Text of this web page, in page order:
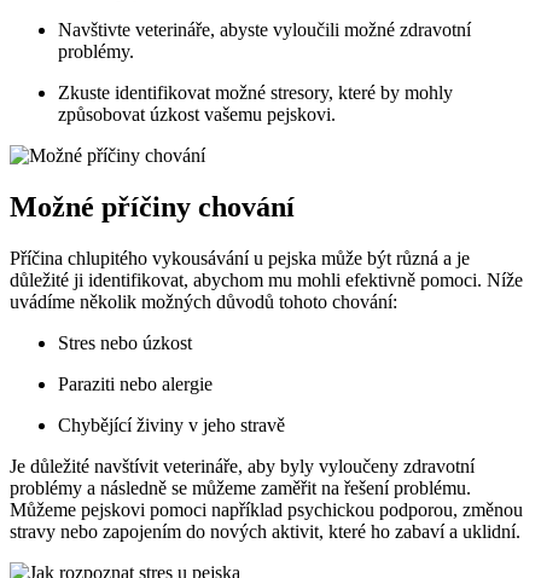
Navštivte veterináře, abyste vyloučili možné zdravotní
problémy.
Zkuste identifikovat možné stresory, které by mohly
způsobovat úzkost vašemu pejskovi.
Možné příčiny chování
Příčina chlupitého vykousávání u pejska může být různá a je
důležité ji identifikovat, abychom mu mohli efektivně pomoci. Níže
uvádíme několik možných důvodů tohoto chování:
Stres nebo úzkost
Paraziti nebo alergie
Chybějící živiny v jeho stravě
Je důležité navštívit veterináře, aby byly vyloučeny zdravotní
problémy a následně se můžeme zaměřit na řešení problému.
Můžeme pejskovi pomoci například psychickou podporou, změnou
stravy nebo zapojením do nových aktivit, které ho zabaví a uklidní.